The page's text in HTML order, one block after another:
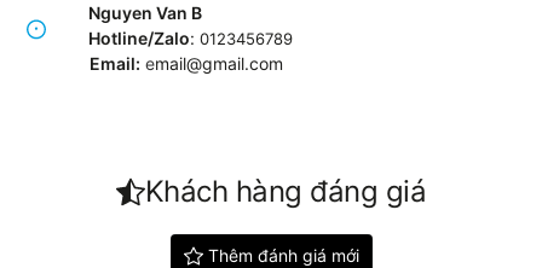
Nguyen Van B
Hotline/Zalo: 0123456789
Email: email@gmail.com
Khách hàng đáng giá
Thêm đánh giá mới